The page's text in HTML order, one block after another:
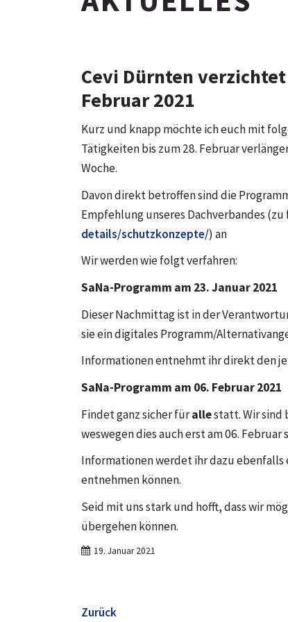
Cevi Dürnten
Februar 2021
Kurz und knapp möchte ich euch mit
Tätigkeiten bis zum 28. Februar
Woche.
Davon direkt betroffen sind die
Empfehlung unseres Dachverbandes
details/schutzkonzepte/) an
Wir werden wie folgt verfahren:
SaNa-Programm am 23. Januar 2021
Dieser Nachmittag ist in der
sie ein digitales Programm/
Informationen entnehmt ihr direkt den
SaNa-Programm am 06. Februar 2021
Findet ganz sicher fürallestatt. Wir sind
weswegen dies auch erst am 06.
Informationen werdet ihr dazu
entnehmen können.
Seid mit uns stark und hofft, dass wir
übergehen können.
19. Januar 2021
Zurück